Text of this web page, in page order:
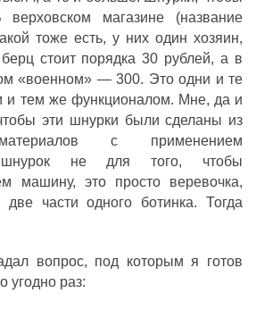
магазине (название
тоже есть, у них один хозяин,
стоит порядка 30 рублей, а в
«военном» — 300. Это одни и те
и тем же функционалом. Мне, да и
эти шнурки были сделаны из
с применением
шнурок не для того, чтобы
машину, это просто веревочка,
две части одного ботинка. Тогда
вопрос, под которым я готов
угодно раз: